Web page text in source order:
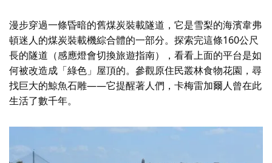
漫步穿過一條昏暗的舊煤炭裝載隧道，它是雪梨的海濱韋弗
頓迷人的煤炭裝載機綜合體的一部分。探索完這條160公尺
長的隧道（感應燈會切換旅遊指南），看看上面的平台是如
何被改造成「綠色」屋頂的。參觀原住民叢林食物花園，尋
找巨大的鯨魚石雕——它提醒著人們，卡梅雷加爾人曾在此
生活了數千年。